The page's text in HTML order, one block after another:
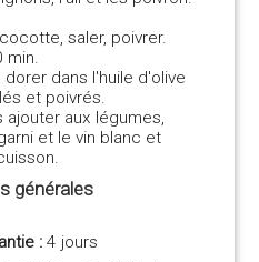
saler, poivrer.
min.
dans l'huile d'olive
et poivrés.
aux légumes,
et le vin blanc et
générales
:4 jours